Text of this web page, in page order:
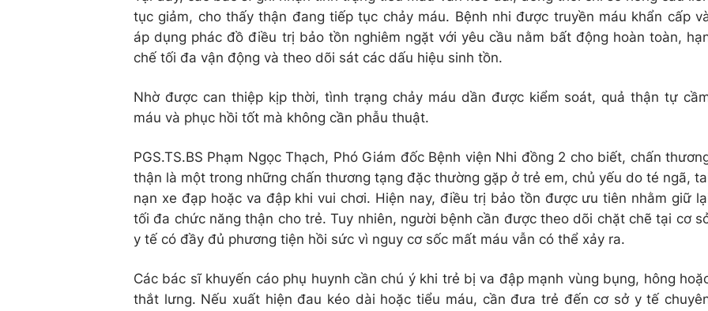
tục giảm, cho thấy thận đang tiếp tục chảy máu. Bệnh nhi được truyền máu khẩn cấp
áp dụng phác đồ điều trị bảo tồn nghiêm ngặt với yêu cầu nằm bất động hoàn toàn,
chế tối đa vận động và theo dõi sát các dấu hiệu sinh tồn.
Nhờ được can thiệp kịp thời, tình trạng chảy máu dần được kiểm soát, quả thận tự
máu và phục hồi tốt mà không cần phẫu thuật.
PGS.TS.BS Phạm Ngọc Thạch, Phó Giám đốc Bệnh viện Nhi đồng 2 cho biết, chấn
thận là một trong những chấn thương tạng đặc thường gặp ở trẻ em, chủ yếu do té ngã,
nạn xe đạp hoặc va đập khi vui chơi. Hiện nay, điều trị bảo tồn được ưu tiên nhằm giữ
tối đa chức năng thận cho trẻ. Tuy nhiên, người bệnh cần được theo dõi chặt chẽ tại cơ
y tế có đầy đủ phương tiện hồi sức vì nguy cơ sốc mất máu vẫn có thể xảy ra.
Các bác sĩ khuyến cáo phụ huynh cần chú ý khi trẻ bị va đập mạnh vùng bụng, hông
thắt lưng. Nếu xuất hiện đau kéo dài hoặc tiểu máu, cần đưa trẻ đến cơ sở y tế